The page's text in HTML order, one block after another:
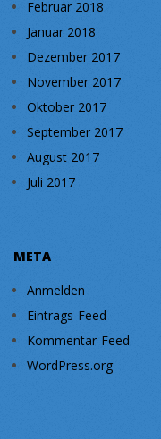
Februar 2018
Januar 2018
Dezember 2017
November 2017
Oktober 2017
September 2017
August 2017
Juli 2017
META
Anmelden
Eintrags-Feed
Kommentar-Feed
WordPress.org